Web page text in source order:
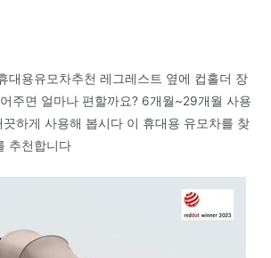
대용유모차추천 레그레스트 옆에 컵홀더 장
주면 얼마나 편할까요? 6개월~29개월 사용
하게 사용해 봅시다 이 휴대용 유모차를 찾
추천합니다